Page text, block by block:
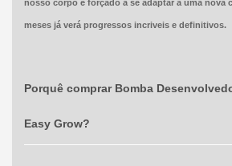
nosso corpo é forçado a se adaptar a uma nova
meses já verá progressos incriveis e definitivos.
Porquê comprar Bomba
Easy Grow?